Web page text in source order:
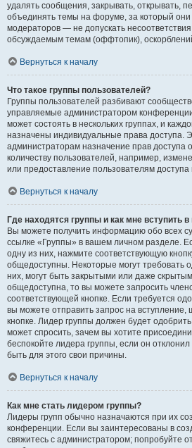
удалять сообщения, закрывать, открывать,
объединять темы на форуме, за который
модераторов — не допускать
обсуждаемым темам (оффтопик),
Вернуться к началу
Что такое группы пользователей?
Группы пользователей разбивают
управляемые администратором
может состоять в нескольких группах, и
назначены индивидуальные права доступа.
администраторам назначение прав
количеству пользователей, например,
или предоставление пользователям
Вернуться к началу
Где находятся группы и как мне вступить в
Вы можете получить информацию обо всех
ссылке «Группы» в вашем личном разделе.
одну из них, нажмите соответствующую
общедоступны. Некоторые могут требовать
них, могут быть закрытыми или даже
общедоступна, то вы можете запросить
соответствующей кнопке. Если требуется
вы можете отправить запрос на вступление,
кнопке. Лидер группы должен будет
может спросить, зачем вы хотите
беспокойте лидера группы, если он
быть для этого свои причины.
Вернуться к началу
Как мне стать лидером группы?
Лидеры групп обычно назначаются при их
конференции. Если вы заинтересованы в
свяжитесь с администратором; попробуйте